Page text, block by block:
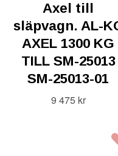
Axel till
släpvagn. AL-
AXEL 1300 KG
TILL SM-25013
SM-25013-01
9 475 kr